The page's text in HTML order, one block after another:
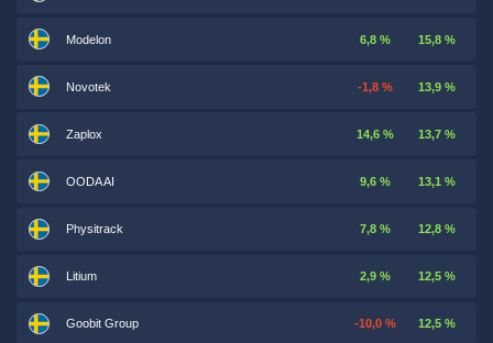
Modelon 6,8 % 15,8 %
Novotek -1,8 % 13,9 %
Zaplox 14,6 % 13,7 %
OODA AI 9,6 % 13,1 %
Physitrack 7,8 % 12,8 %
Litium 2,9 % 12,5 %
Goobit Group -10,0 % 12,5 %